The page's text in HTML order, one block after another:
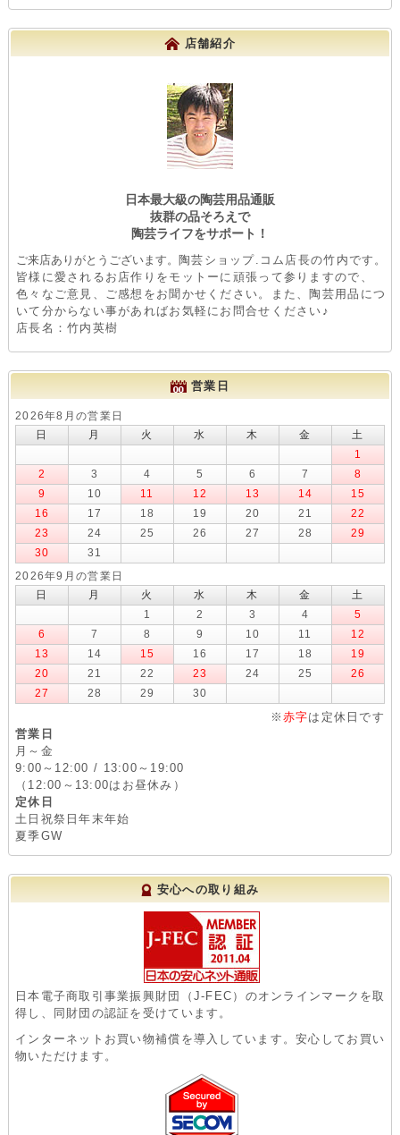
店舗紹介
日本最大級の陶芸用品通販
抜群の品そろえで
陶芸ライフをサポート！
ご来店ありがとうございます。 陶芸ショップ.コム店長の竹内です。
皆様に愛されるお店作りをモットーに頑張って参りますので、
色々なご意見、ご感想をお聞かせください。また、陶芸用品につ
いて分からない事があればお気軽にお問合せください♪
店長名：竹内英樹
営業日
2026年8月の営業日
日
月 火 水 木 金
土
1
2
3 4 5 6 7
8
9
10 11 12 13 14
15
16
17 18 19 20 21
22
23
24 25 26 27 28
29
30
31
2026年9月の営業日
日
月 火 水 木 金
土
1
2 3 4
5
6
7 8 9 10 11
12
13
14 15 16 17 18
19
20
21 22 23 24 25
26
27
28 29 30
※ 赤字は定休日です
営業日
月～金
9:00～12:00 / 13:00～19:00
（12:00～13:00はお昼休み）
定休日
土日祝祭日年末年始
夏季GW
安心への取り組み
日本電子商取引事業振興財団（J-FEC）のオンラインマークを取
得し、同財団の認証を受けています。
インターネットお買い物補償を導入しています。安心してお買い
物いただけます。